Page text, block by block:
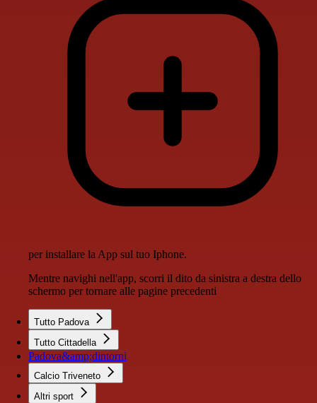
per installare la App sul tuo Iphone.
Mentre navighi nell'app, scorri il dito da sinistra a destra dello
schermo per tornare alle pagine precedenti
Tutto Padova
Tutto Cittadella
Padova&amp;dintorni
Calcio Triveneto
Altri sport